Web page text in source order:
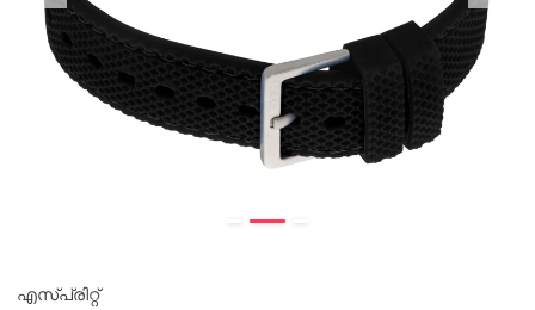
എസ്പ്രിറ്റ്